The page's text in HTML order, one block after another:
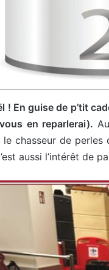
! En guise de p’tit
en reparlerai).
le chasseur de perles
aussi l’intérêt de